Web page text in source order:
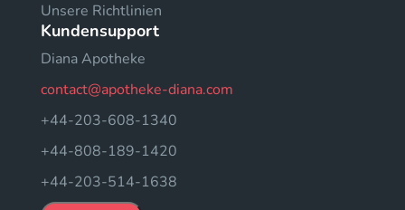
Unsere Richtlinien
Kundensupport
Diana Apotheke
contact@apotheke-diana.com
+44-203-608-1340
+44-808-189-1420
+44-203-514-1638